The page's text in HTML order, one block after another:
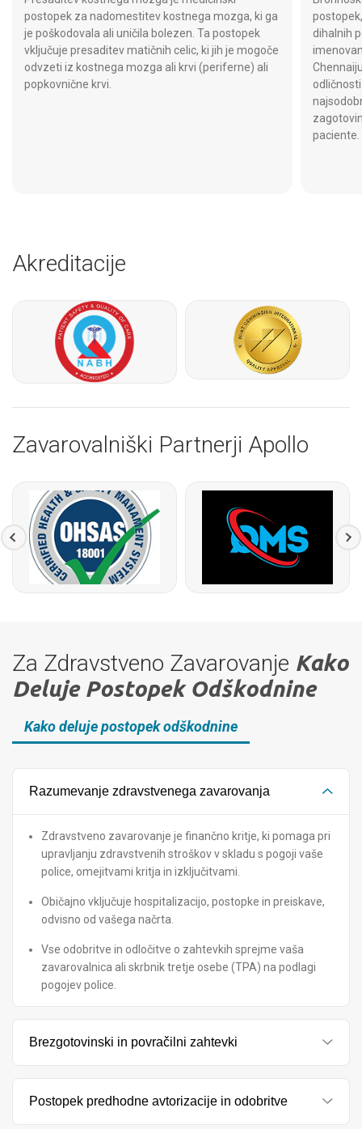
postopek za nadomestitev kostnega mozga, ki ga
je poškodovala ali uničila bolezen. Ta postopek
vključuje presaditev matičnih celic, ki jih je mogoče
odvzeti iz kostnega mozga ali krvi (periferne) ali
popkovnične krvi.
dihalnih
paciente.
Akreditacije
Zavarovalniški Partnerji Apollo
Za Zdravstveno Zavarovanje Kako
Deluje Postopek Odškodnine
Kako deluje postopek odškodnine
Razumevanje zdravstvenega zavarovanja
Zdravstveno zavarovanje je finančno kritje, ki pomaga pri
upravljanju zdravstvenih stroškov v skladu s pogoji vaše
police, omejitvami kritja in izključitvami.
Običajno vključuje hospitalizacijo, postopke in preiskave,
odvisno od vašega načrta.
Vse odobritve in odločitve o zahtevkih sprejme vaša
zavarovalnica ali skrbnik tretje osebe (TPA) na podlagi
pogojev police.
Brezgotovinski in povračilni zahtevki
Postopek predhodne avtorizacije in odobritve